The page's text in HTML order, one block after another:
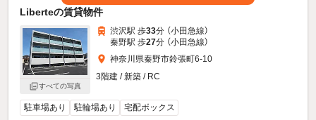
Liberteの賃貸物件
すべての写真
渋沢駅 歩33分 （小田急線）
秦野駅 歩27分 （小田急線）
神奈川県秦野市鈴張町6-10
3階建 / 新築 / RC
駐車場あり 駐輪場あり 宅配ボックス